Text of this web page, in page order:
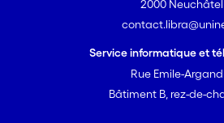
2000 Neuchâtel
Service informatique et
Rue Emile-Argand
Bâtiment B, rez-de-